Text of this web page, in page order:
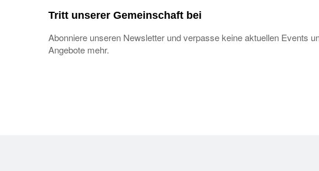
Tritt unserer Gemeinschaft bei
Abonniere unseren Newsletter und verpasse keine aktuellen Events
Angebote mehr.